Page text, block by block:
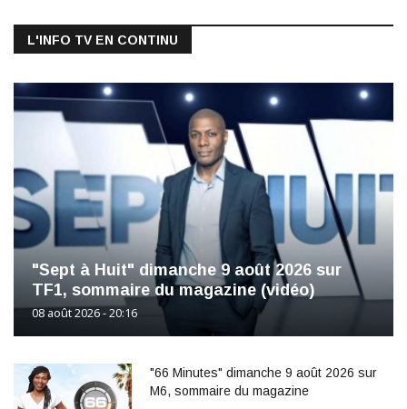
L'INFO TV EN CONTINU
"Sept à Huit" dimanche 9 août 2026 sur
TF1, sommaire du magazine (vidéo)
08 août 2026 - 20:16
"66 Minutes" dimanche 9 août 2026 sur
M6, sommaire du magazine